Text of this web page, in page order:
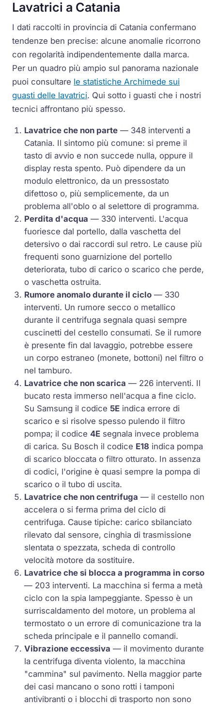
Lavatrici a Catania
I dati raccolti in provincia di Catania confermano
tendenze ben precise: alcune anomalie ricorrono
con regolarità indipendentemente dalla marca.
Per un quadro più ampio sul panorama nazionale
puoi consultare le statistiche Archimede sui
guasti delle lavatrici. Qui sotto i guasti che i nostri
tecnici affrontano più spesso.
Lavatrice che non parte — 348 interventi a
Catania. Il sintomo più comune: si preme il
tasto di avvio e non succede nulla, oppure il
display resta spento. Può dipendere da un
modulo elettronico, da un pressostato
difettoso o, più semplicemente, da un
problema all'oblo o al selettore di programma.
Perdita d'acqua — 330 interventi. L'acqua
fuoriesce dal portello, dalla vaschetta del
detersivo o dai raccordi sul retro. Le cause più
frequenti sono guarnizione del portello
deteriorata, tubo di carico o scarico che perde,
o vaschetta ostruita.
Rumore anomalo durante il ciclo — 330
interventi. Un rumore secco o metallico
durante il centrifuga segnala quasi sempre
cuscinetti del cestello consumati. Se il rumore
è presente fin dal lavaggio, potrebbe essere
un corpo estraneo (monete, bottoni) nel filtro o
nel tamburo.
Lavatrice che non scarica — 226 interventi. Il
bucato resta immerso nell'acqua a fine ciclo.
Su Samsung il codice 5E indica errore di
scarico e si risolve spesso pulendo il filtro
pompa; il codice4E segnala invece problema
di carica. Su Bosch il codice E18 indica pompa
di scarico bloccata o filtro otturato. In assenza
di codici, l'origine è quasi sempre la pompa di
scarico o il tubo di uscita.
Lavatrice che non centrifuga — il cestello non
accelera o si ferma prima del ciclo di
centrifuga. Cause tipiche: carico sbilanciato
rilevato dal sensore, cinghia di trasmissione
slentata o spezzata, scheda di controllo
velocità motore da sostituire.
Lavatrice che si blocca a programma in corso
— 203 interventi. La macchina si ferma a metà
ciclo con la spia lampeggiante. Spesso è un
surriscaldamento del motore, un problema al
termostato o un errore di comunicazione tra la
scheda principale e il pannello comandi.
Vibrazione eccessiva — il movimento durante
la centrifuga diventa violento, la macchina
"cammina" sul pavimento. Nella maggior parte
dei casi mancano o sono rotti i tamponi
antivibranti o i blocchi di trasporto non sono